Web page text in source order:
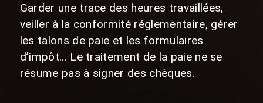
Garder une trace des heures travaillées,
veiller à la conformité réglementaire, gérer
les talons de paie et les formulaires
d’impôt... Le traitement de la paie ne se
résume pas à signer des chèques.